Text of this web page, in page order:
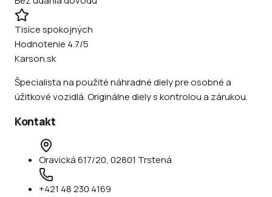
Tisíce spokojných
Hodnotenie 4.7/5
Karson.sk
Špecialista na použité náhradné diely pre osobné a
úžitkové vozidlá. Originálne diely s kontrolou a zárukou.
Kontakt
Oravická 617/20, 02801 Trstená
+421 48 230 4169